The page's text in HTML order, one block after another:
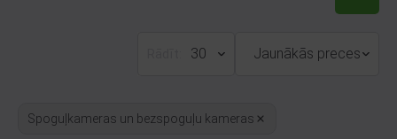
30 Jaunākās preces
Spoguļkameras un bezspoguļu kameras